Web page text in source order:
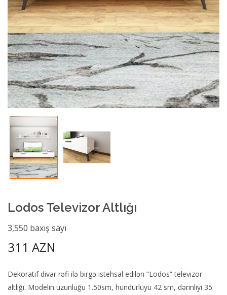
Lodos Televizor Altlığı
3,550 baxış sayı
311 AZN
Dekoratif divar rəfi ilə birgə istehsal edilən “Lodos” televizor
altlığı. Modelin uzunluğu 1.50sm, hündürlüyü 42 sm, dərinliyi 35